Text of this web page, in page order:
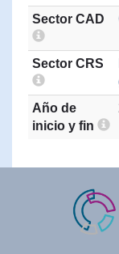
Sector CAD
Sector CRS
Año de
inicio y fin